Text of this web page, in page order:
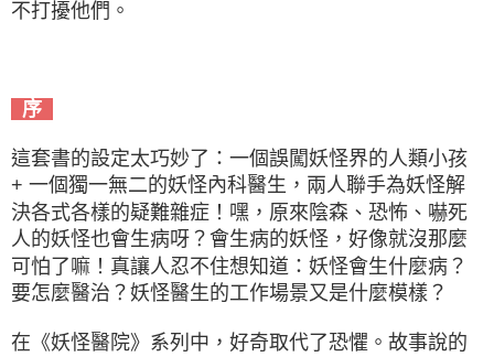
不打擾他們。
序
這套書的設定太巧妙了：一個誤闖妖怪界的人類小孩
+ 一個獨一無二的妖怪內科醫生，兩人聯手為妖怪解
決各式各樣的疑難雜症！嘿，原來陰森、恐怖、嚇死
人的妖怪也會生病呀？會生病的妖怪，好像就沒那麼
可怕了嘛！真讓人忍不住想知道：妖怪會生什麼病？
要怎麼醫治？妖怪醫生的工作場景又是什麼模樣？
在《妖怪醫院》系列中，好奇取代了恐懼。故事說的